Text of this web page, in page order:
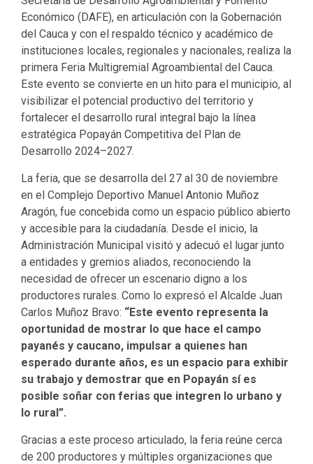
Económico (DAFE), en articulación con la Gobernación
del Cauca y con el respaldo técnico y académico de
instituciones locales, regionales y nacionales, realiza la
primera Feria Multigremial Agroambiental del Cauca.
Este evento se convierte en un hito para el municipio, al
visibilizar el potencial productivo del territorio y
fortalecer el desarrollo rural integral bajo la línea
estratégica Popayán Competitiva del Plan de
Desarrollo 2024–2027.
La feria, que se desarrolla del 27 al 30 de noviembre
en el Complejo Deportivo Manuel Antonio Muñoz
Aragón, fue concebida como un espacio público abierto
y accesible para la ciudadanía. Desde el inicio, la
Administración Municipal visitó y adecuó el lugar junto
a entidades y gremios aliados, reconociendo la
necesidad de ofrecer un escenario digno a los
productores rurales. Como lo expresó el Alcalde Juan
Carlos Muñoz Bravo: “Este evento representa la
oportunidad de mostrar lo que hace el campo
payanés y caucano, impulsar a quienes han
esperado durante años, es un espacio para exhibir
su trabajo y demostrar que en Popayán sí es
posible soñar con ferias que integren lo urbano y
lo rural”.
Gracias a este proceso articulado, la feria reúne cerca
de 200 productores y múltiples organizaciones que